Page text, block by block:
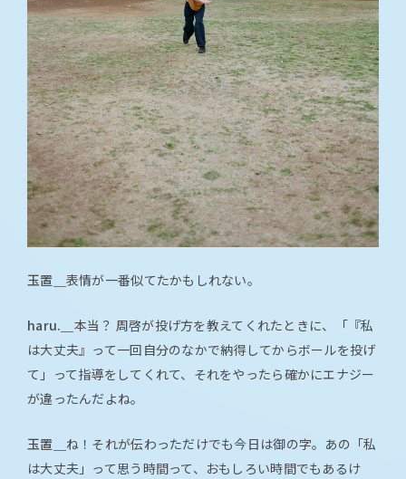
玉置＿ 表情が一番似てたかもしれない。
haru.＿ 本当？ 周啓が投げ方を教えてくれたときに、「『私
は大丈夫』って一回自分のなかで納得してからボールを投げ
て」って指導をしてくれて、それをやったら確かにエナジー
が違ったんだよね。
玉置＿ ね！それが伝わっただけでも今日は御の字。あの「私
は大丈夫」って思う時間って、おもしろい時間でもあるけ